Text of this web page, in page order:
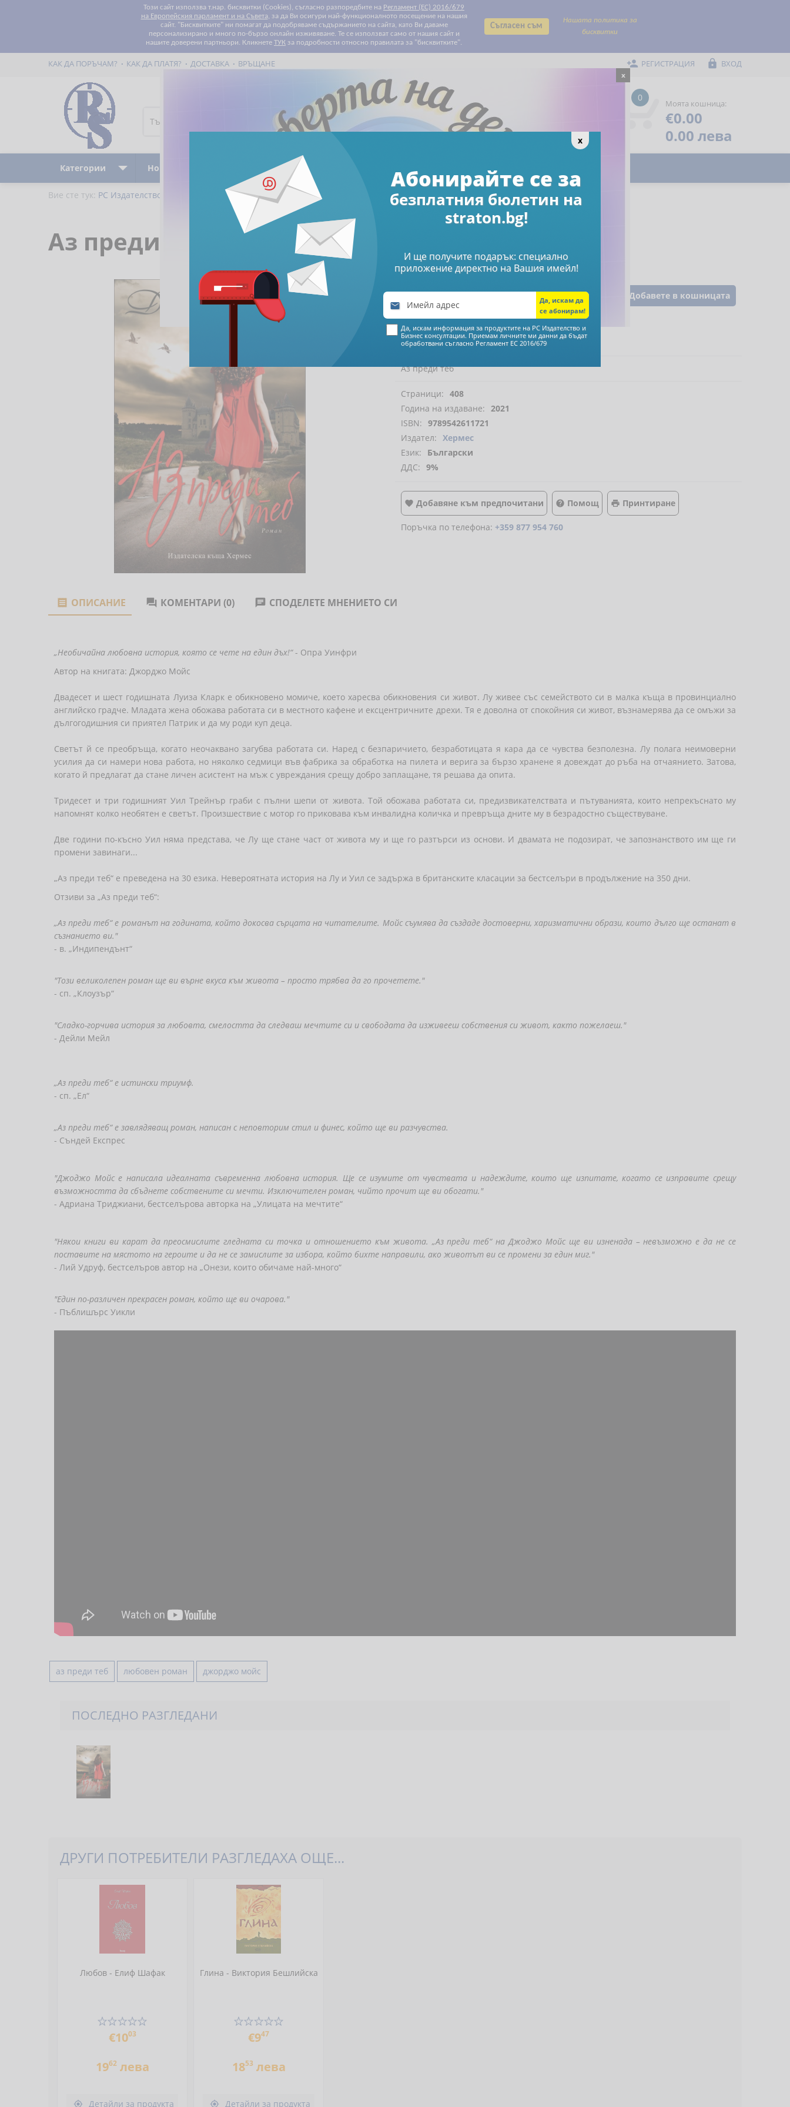
Съгласен съм
Нашата политика за
бисквитки
Този сайт използва т.нар. бисквитки (Cookies), съгласно разпоредбите на Регламент (ЕС) 2016/679
на Европейския парламент и на Съвета, за да Ви осигури най-функционалното посещение на нашия
сайт. "Бисквитките" ни помагат да подобряваме съдържанието на сайта, като Ви даваме
персонализирано и много по-бързо онлайн изживяване. Те се използват само от нашия сайт и
нашите доверени партньори. Кликнете ТУК за подробности относно правилата за "бисквитките".
КАК ДА ПОРЪЧАМ? КАК ДА ПЛАТЯ? ДОСТАВКА ВРЪЩАНЕ  РЕГИСТРАЦИЯ  ВХОД
Всички категории
Всички категории
Данъчно облагане и такси
Електронни книги
Електронни списания
За Вашите деца и внуци
За родители
За храната с любов
Клубни карти и ваучери
Печатни списания
Продажби и маркетинг
Професионални умения
Свободно време
Счетоводство
Труд и осигуряване
Финанси и инвестиции
Човешки ресурси Предпочитани
0
Моята кошница:
€0.00
0.00 лева
Категории Ново Намаления
Вие сте тук: РС Издателство и Бизнес Консултации Свободно време Аз преди теб
Аз преди теб
Добавете в кошницата
€ 892
1744 лева
Аз преди теб
Страници: 408
Година на издаване: 2021
ISBN: 9789542611721
Издател: Хермес
Език:
Български
ДДС: 9%
 Добавяне към предпочитани  Помощ  Принтиране
Поръчка по телефона: +359 877 954 760
 ОПИСАНИЕ  КОМЕНТАРИ (0)  СПОДЕЛЕТЕ МНЕНИЕТО СИ
„Необичайна любовна история, която се чете на един дъх!“- Опра Уинфри
Автор на книгата: Джорджо Мойс
Двадесет и шест годишната Луиза Кларк е обикновено момиче, което харесва обикновения си живот. Лу живее със семейството си в малка къща в провинциално
английско градче. Младата жена обожава работата си в местното кафене и ексцентричните дрехи. Тя е доволна от спокойния си живот, възнамерява да се омъжи за
дългогодишния си приятел Патрик и да му роди куп деца.
Светът й се преобръща, когато неочаквано загубва работата си. Наред с безпаричието, безработицата я кара да се чувства безполезна. Лу полага неимоверни
усилия да си намери нова работа, но няколко седмици във фабрика за обработка на пилета и верига за бързо хранене я довеждат до ръба на отчаянието. Затова,
когато й предлагат да стане личен асистент на мъж с увреждания срещу добро заплащане, тя решава да опита.
Тридесет и три годишният Уил Трейнър граби с пълни шепи от живота. Той обожава работата си, предизвикателствата и пътуванията, които непрекъснато му
напомнят колко необятен е светът. Произшествие с мотор го приковава към инвалидна количка и превръща дните му в безрадостно съществуване.
Две години по-късно Уил няма представа, че Лу ще стане част от живота му и ще го разтърси из основи. И двамата не подозират, че запознанството им ще ги
промени завинаги...
„Аз преди теб“ е преведена на 30 езика. Невероятната история на Лу и Уил се задържа в британските класации за бестселъри в продължение на 350 дни.
Отзиви за „Аз преди теб“:
„Аз преди теб“ е романът на годината, който докосва сърцата на читателите. Мойс съумява да създаде достоверни, харизматични образи, които дълго ще останат в
съзнанието ви."
- в. „Индипендънт“
"Този великолепен роман ще ви върне вкуса към живота – просто трябва да го прочетете."
- сп. „Клоузър“
"Сладко-горчива история за любовта, смелостта да следваш мечтите си и свободата да изживееш собствения си живот, както пожелаеш."
- Дейли Мейл
„Аз преди теб“ е истински триумф.
- сп. „Ел“
„Аз преди теб“ е завлядяващ роман, написан с неповторим стил и финес, който ще ви разчувства.
- Съндей Експрес
"Джоджо Мойс е написала идеалната съвременна любовна история. Ще се изумите от чувствата и надеждите, които ще изпитате, когато се изправите срещу
възможността да сбъднете собствените си мечти. Изключителен роман, чийто прочит ще ви обогати."
- Адриана Триджиани, бестселърова авторка на „Улицата на мечтите“
"Някои книги ви карат да преосмислите гледната си точка и отношението към живота. „Аз преди теб“ на Джоджо Мойс ще ви изненада – невъзможно е да не се
поставите на мястото на героите и да не се замислите за избора, който бихте направили, ако животът ви се промени за един миг."
- Лий Удруф, бестселъров автор на „Онези, които обичаме най-много“
"Един по-различен прекрасен роман, който ще ви очарова."
- Пъблишърс Уикли
аз преди теб любовен роман джорджо мойс
ПОСЛЕДНО РАЗГЛЕДАНИ
ДРУГИ ПОТРЕБИТЕЛИ РАЗГЛЕДАХА ОЩЕ...
Любов - Елиф Шафак
€1003
1962лева
 Детайли за продукта
Глина - Виктория Бешлийска
€947
1853лева
 Детайли за продукта
x
Абонирайте се за
безплатния бюлетин на
straton.bg!
И ще получите подарък: специално
приложение директно на Вашия имейл!

Да, искам информация за продуктите на РС Издателство и
Бизнес консултации. Приемам личните ми данни да бъдат
обработвани съгласно Регламент ЕС 2016/679
x